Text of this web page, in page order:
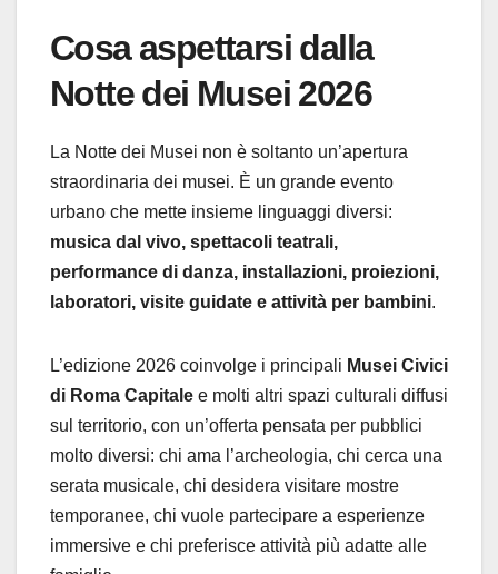
Cosa aspettarsi dalla
Notte dei Musei 2026
La Notte dei Musei non è soltanto un’apertura
straordinaria dei musei. È un grande evento
urbano che mette insieme linguaggi diversi:
musica dal vivo, spettacoli teatrali,
performance di danza, installazioni, proiezioni,
laboratori, visite guidate e attività per bambini.
L’edizione 2026 coinvolge i principali Musei Civici
di Roma Capitale e molti altri spazi culturali diffusi
sul territorio, con un’offerta pensata per pubblici
molto diversi: chi ama l’archeologia, chi cerca una
serata musicale, chi desidera visitare mostre
temporanee, chi vuole partecipare a esperienze
immersive e chi preferisce attività più adatte alle